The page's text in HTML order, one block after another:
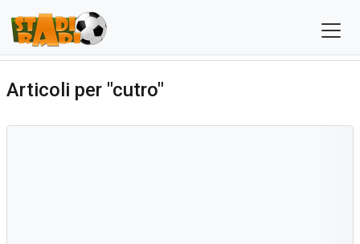
Articoli per "cutro"